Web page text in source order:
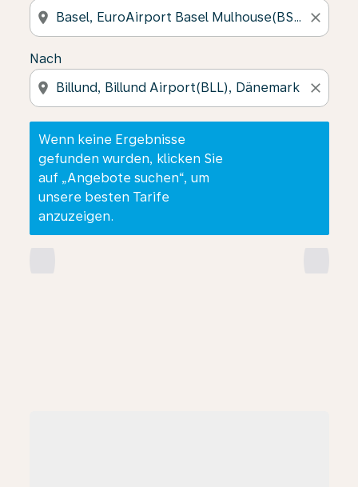
location_on close
Nach
location_on close
Wenn keine Ergebnisse
gefunden wurden, klicken Sie
auf „Angebote suchen“, um
unsere besten Tarife
anzuzeigen.